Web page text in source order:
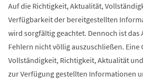
Auf die Richtigkeit, Aktualität,
Verfügbarkeit der bereitgestellten
wird sorgfältig geachtet. Dennoch ist das
Fehlern nicht völlig auszuschließen. Eine
Vollständigkeit, Richtigkeit, Aktualität
zur Verfügung gestellten Informationen